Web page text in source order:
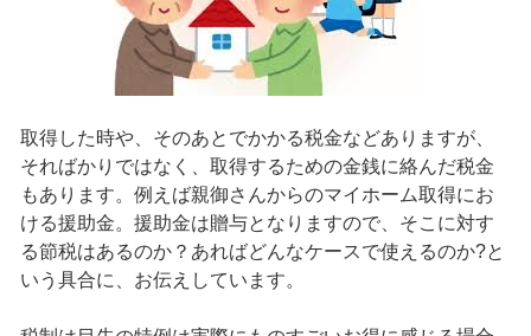
取得した時や、そのあとでかかる税金などありますが、
そればかりではなく、取得するための金銭に絡んだ税金
もあります。例えば親御さんからのマイホーム取得にお
ける援助金。援助金は贈与となりますので、そこに対す
る節税はあるのか？あればどんなケースで使えるのか?と
いう具合に、お伝えしています。